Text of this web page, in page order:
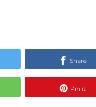
Share
Pin it